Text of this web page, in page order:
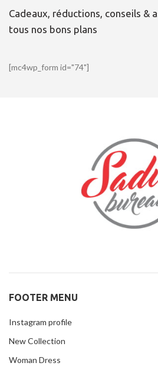
Cadeaux, réductions, conseils &
tous nos bons plans
[mc4wp_form id="74"]
FOOTER MENU
Instagram profile
New Collection
Woman Dress